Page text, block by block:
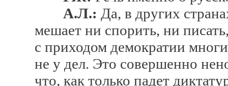
А.Л.: Да, в других
мешает ни спорить, ни
с приходом демократии
не у дел. Это совершенно
что, как только падет